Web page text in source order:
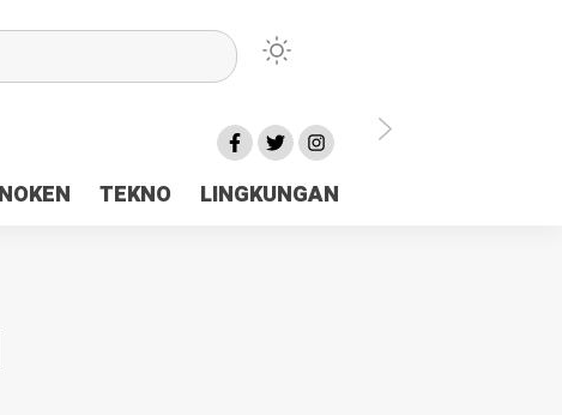
NOKEN TEKNO LINGKUNGAN
Ceria Tanah Papua
Daerah Rp23 Miliar Disorot